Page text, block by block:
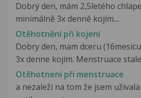
Dobrý den, mám 2,5letého
minimálně 3x denně kojím....
Otěhotnění při kojení
Dobry den, mam dceru
3x denne kojim. Menstruace
Otěhotneni při menstruace
a nezaleži na tom že jsem